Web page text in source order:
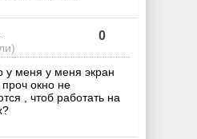
0
у меня у меня экран
окно не
, чтоб работать на